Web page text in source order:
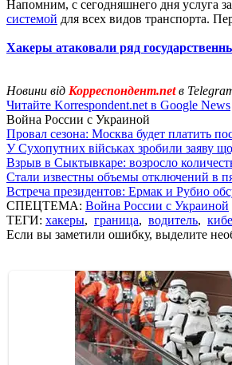
Напомним, с сегодняшнего дня услуга
системой для всех видов транспорта.
Хакеры атаковали ряд
Новини від Корреспондент.netв
Читайте Korrespondent.net в Google News
Война России с Украиной
Провал сезона: Москва будет платить
У Сухопутних військах зробили заяву
Взрыв в Сыктывкаре: возросло
Стали известны объемы отключений в
Встреча президентов: Ермак и Рубио
СПЕЦТЕМА: Война России с Украиной
ТЕГИ: хакеры, граница, водитель,
Если вы заметили ошибку, выделите